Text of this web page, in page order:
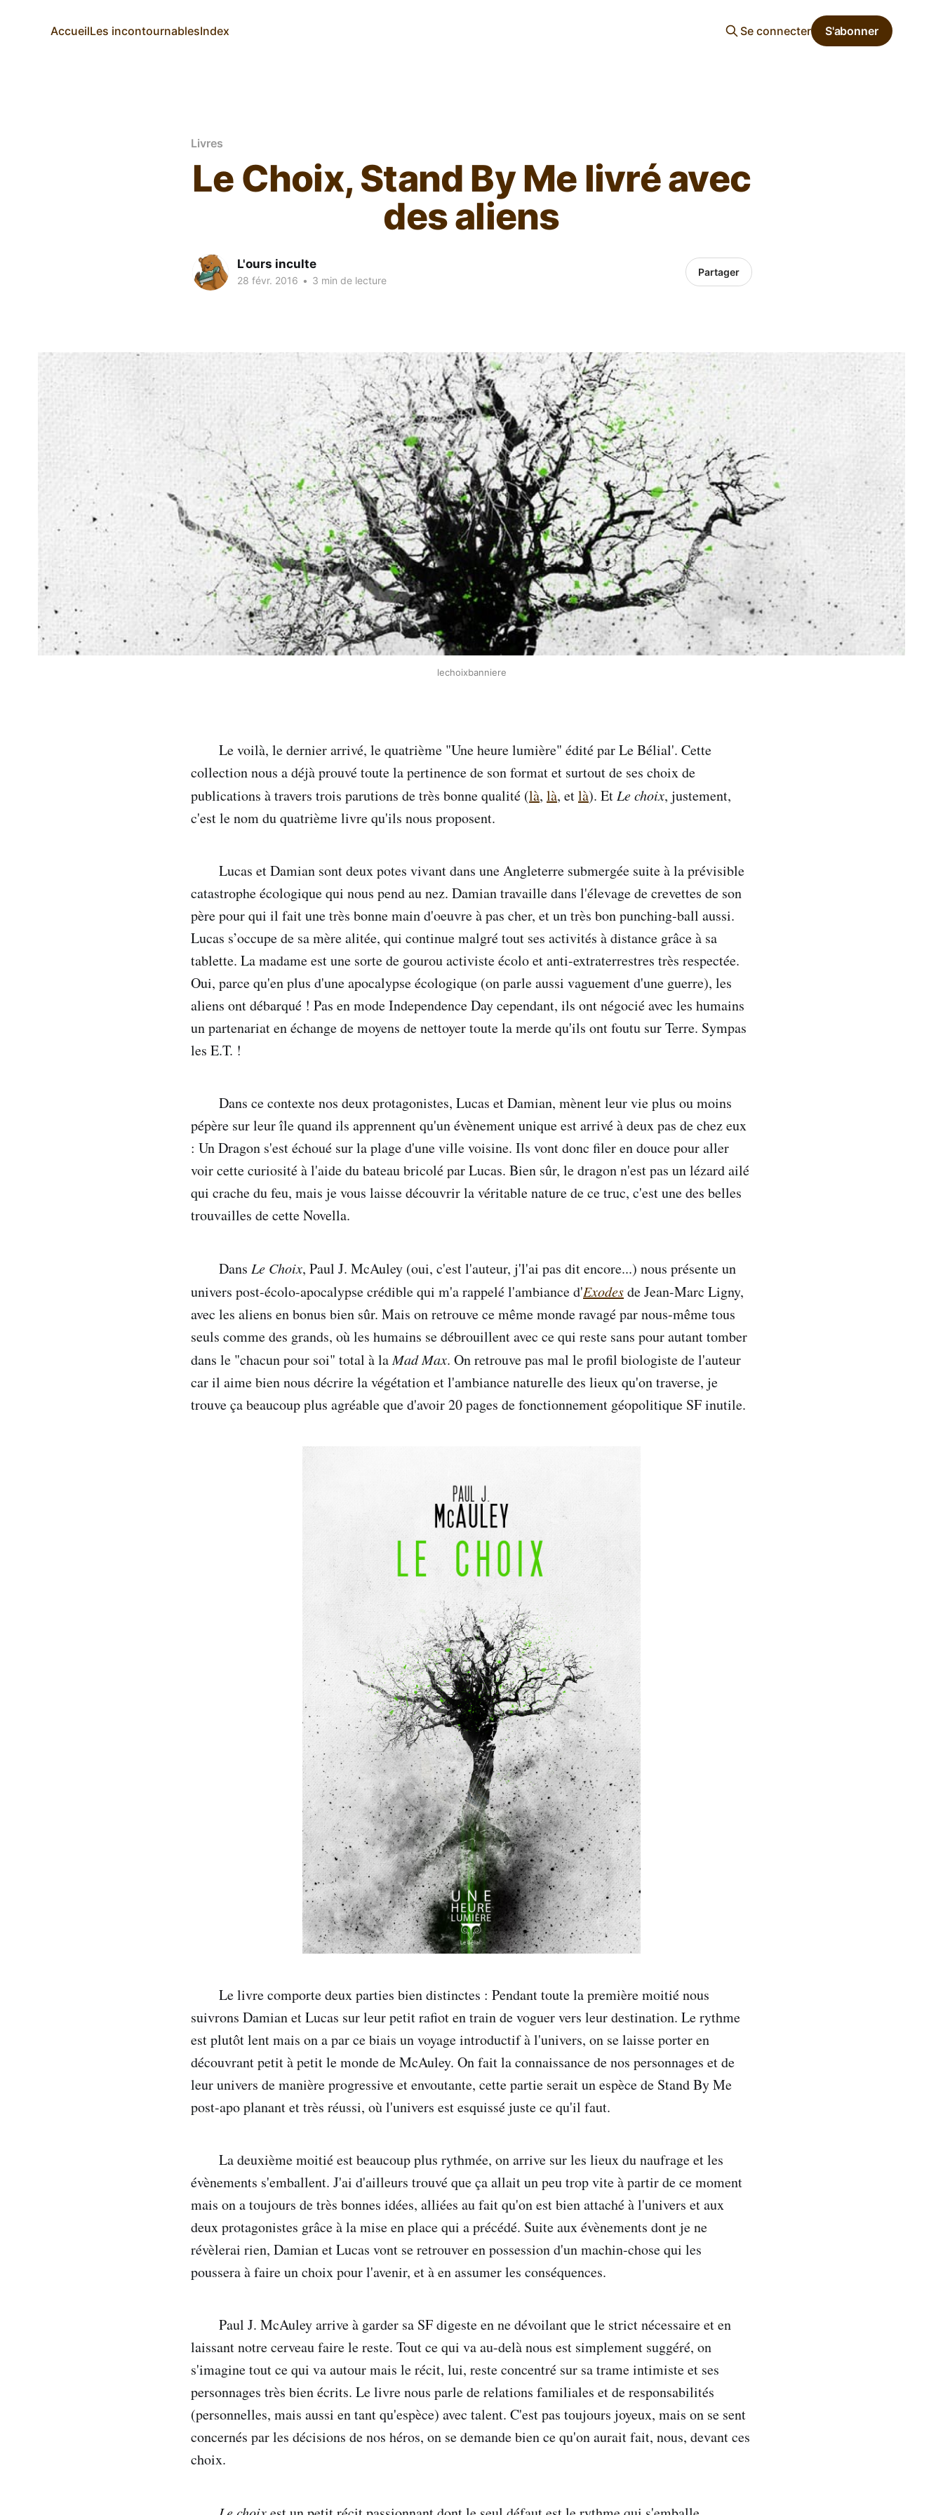
AccueilLes incontournablesIndex Se connecter S'abonner
Livres
Le Choix, Stand By Me livré avec
des aliens
L'ours inculte
28 févr. 2016 • 3 min de lecture
Partager
lechoixbanniere
Le voilà, le dernier arrivé, le quatrième "Une heure lumière" édité par Le Bélial'. Cette
collection nous a déjà prouvé toute la pertinence de son format et surtout de ses choix de
publications à travers trois parutions de très bonne qualité (là, là, etlà). EtLe choix, justement,
c'est le nom du quatrième livre qu'ils nous proposent.
Lucas et Damian sont deux potes vivant dans une Angleterre submergée suite à la prévisible
catastrophe écologique qui nous pend au nez. Damian travaille dans l'élevage de crevettes de son
père pour qui il fait une très bonne main d'oeuvre à pas cher, et un très bon punching-ball aussi.
Lucas s’occupe de sa mère alitée, qui continue malgré tout ses activités à distance grâce à sa
tablette. La madame est une sorte de gourou activiste écolo et anti-extraterrestres très respectée.
Oui, parce qu'en plus d'une apocalypse écologique (on parle aussi vaguement d'une guerre), les
aliens ont débarqué ! Pas en mode Independence Day cependant, ils ont négocié avec les humains
un partenariat en échange de moyens de nettoyer toute la merde qu'ils ont foutu sur Terre. Sympas
les E.T. !
Dans ce contexte nos deux protagonistes, Lucas et Damian, mènent leur vie plus ou moins
pépère sur leur île quand ils apprennent qu'un évènement unique est arrivé à deux pas de chez eux
: Un Dragon s'est échoué sur la plage d'une ville voisine. Ils vont donc filer en douce pour aller
voir cette curiosité à l'aide du bateau bricolé par Lucas. Bien sûr, le dragon n'est pas un lézard ailé
qui crache du feu, mais je vous laisse découvrir la véritable nature de ce truc, c'est une des belles
trouvailles de cette Novella.
Dans Le Choix, Paul J. McAuley (oui, c'est l'auteur, j'l'ai pas dit encore...) nous présente un
univers post-écolo-apocalypse crédible qui m'a rappelé l'ambiance d'Exodesde Jean-Marc Ligny,
avec les aliens en bonus bien sûr. Mais on retrouve ce même monde ravagé par nous-même tous
seuls comme des grands, où les humains se débrouillent avec ce qui reste sans pour autant tomber
dans le "chacun pour soi" total à laMad Max. On retrouve pas mal le profil biologiste de l'auteur
car il aime bien nous décrire la végétation et l'ambiance naturelle des lieux qu'on traverse, je
trouve ça beaucoup plus agréable que d'avoir 20 pages de fonctionnement géopolitique SF inutile.
Le livre comporte deux parties bien distinctes : Pendant toute la première moitié nous
suivrons Damian et Lucas sur leur petit rafiot en train de voguer vers leur destination. Le rythme
est plutôt lent mais on a par ce biais un voyage introductif à l'univers, on se laisse porter en
découvrant petit à petit le monde de McAuley. On fait la connaissance de nos personnages et de
leur univers de manière progressive et envoutante, cette partie serait un espèce de Stand By Me
post-apo planant et très réussi, où l'univers est esquissé juste ce qu'il faut.
La deuxième moitié est beaucoup plus rythmée, on arrive sur les lieux du naufrage et les
évènements s'emballent. J'ai d'ailleurs trouvé que ça allait un peu trop vite à partir de ce moment
mais on a toujours de très bonnes idées, alliées au fait qu'on est bien attaché à l'univers et aux
deux protagonistes grâce à la mise en place qui a précédé. Suite aux évènements dont je ne
révèlerai rien, Damian et Lucas vont se retrouver en possession d'un machin-chose qui les
poussera à faire un choix pour l'avenir, et à en assumer les conséquences.
Paul J. McAuley arrive à garder sa SF digeste en ne dévoilant que le strict nécessaire et en
laissant notre cerveau faire le reste. Tout ce qui va au-delà nous est simplement suggéré, on
s'imagine tout ce qui va autour mais le récit, lui, reste concentré sur sa trame intimiste et ses
personnages très bien écrits. Le livre nous parle de relations familiales et de responsabilités
(personnelles, mais aussi en tant qu'espèce) avec talent. C'est pas toujours joyeux, mais on se sent
concernés par les décisions de nos héros, on se demande bien ce qu'on aurait fait, nous, devant ces
choix.